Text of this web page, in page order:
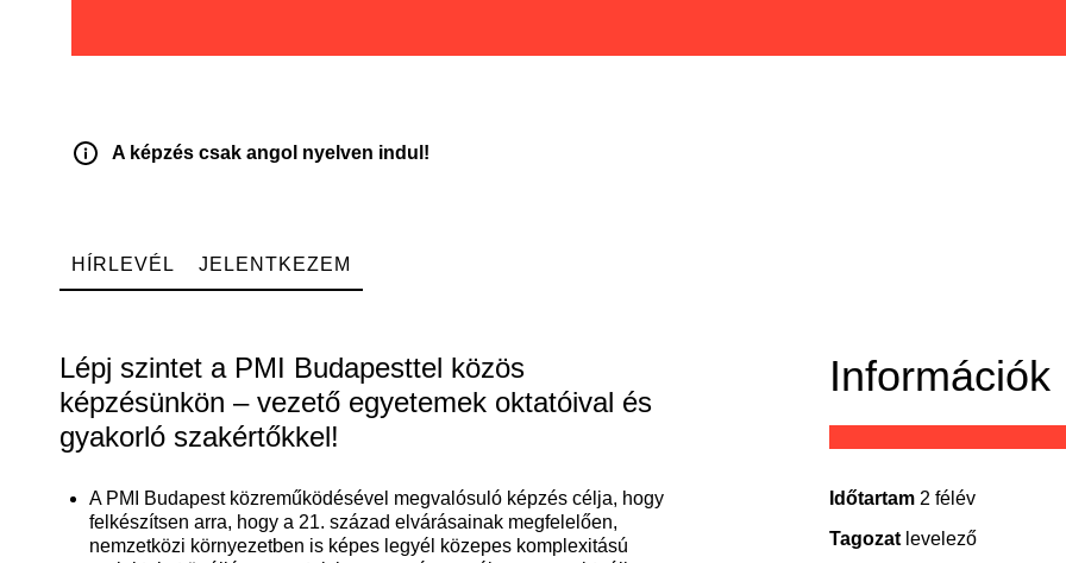
A képzés csak angol nyelven indul!
HÍRLEVÉL JELENTKEZEM
Lépj szintet a PMI Budapesttel közös
képzésünkön – vezető egyetemek oktatóival és
gyakorló szakértőkkel!
A PMI Budapest közreműködésével megvalósuló képzés célja, hogy
felkészítsen arra, hogy a 21. század elvárásainak megfelelően,
nemzetközi környezetben is képes legyél közepes komplexitású
Információk
Időtartam 2 félév
Tagozat levelező